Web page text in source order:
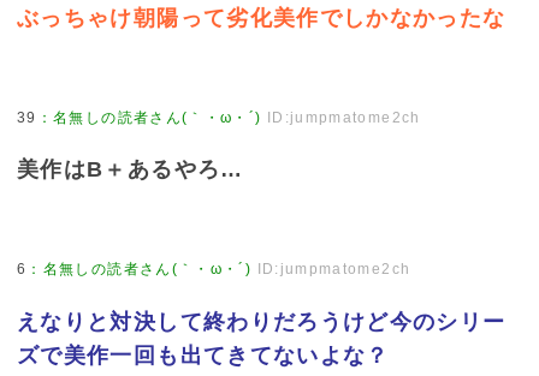
ぶっちゃけ朝陽って劣化美作でしかなかったな
39 ：名無しの読者さん(｀・ω・´) ID:jumpmatome2ch
美作はB＋あるやろ…
6 ： 名無しの読者さん(｀・ω・´) ID:jumpmatome2ch
えなりと対決して終わりだろうけど今のシリー
ズで美作一回も出てきてないよな？